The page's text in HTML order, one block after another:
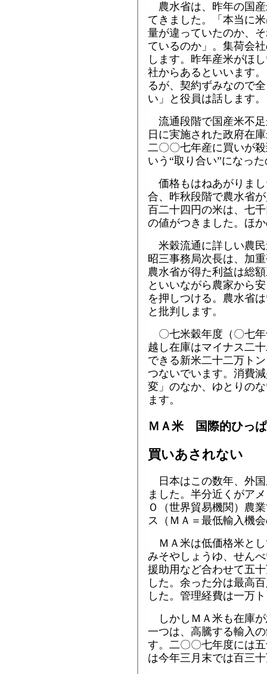
農水省は、昨年の国
てきました。「本当に
量が違っていたのか、
ているのか」。集荷会
します。昨年産米がほ
社からあるといいます
るが、契約ずみなので
い」と役員は話します。
流通段階で国産米不
日に実施された政府在
二〇〇七年産に買いが
いう“取り合い”になっ
価格もはねあがりま
合、昨秋段階で農水省
百二十四円の米は、七
の値がつきました。ほ
米穀流通に詳しい農
昭三事務局次長は、加
農水省が得た利益は総
といいながら農家から
を押しつける。農水省
と批判します。
〇七米穀年度（〇七
越し在庫はマイナス二
できる新米二十二万ト
つないでいます。消費
変」のなか、ゆとりの
ます。
ＭＡ米 国際的ひっ
買いあされない
日本はこの数年、外
ました。半分近くがア
Ｏ（世界貿易機関）農
ス（ＭＡ＝最低輸入機
ＭＡ米は低価格米と
みそやしょうゆ、せん
援助用など合わせて五
した。余った分は最高
した。管理経費は一万
しかしＭＡ米も在庫
一つは、高騰する輸入
す。二〇〇七年度には
は今年三月末では百三